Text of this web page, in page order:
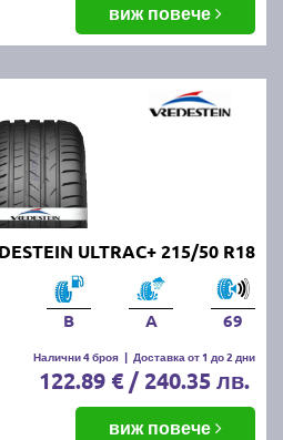
виж повече
ULTRAC+ 215/50 R18
B A 69
Налични 4 броя | Доставка от 1 до 2 дни
122.89 € / 240.35 лв.
виж повече